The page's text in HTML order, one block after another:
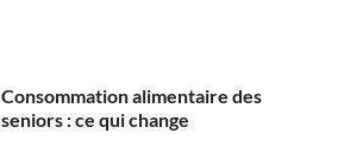
Consommation alimentaire des
seniors : ce qui change